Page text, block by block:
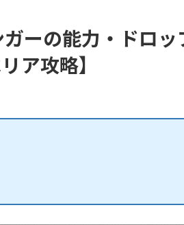
ーの能力・ドロッ
ア攻略】